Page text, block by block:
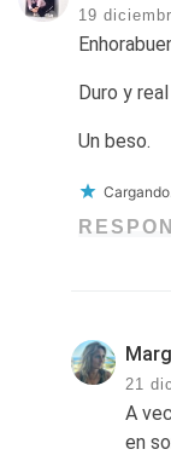
19
Duro y real
Un beso.
21
A
en